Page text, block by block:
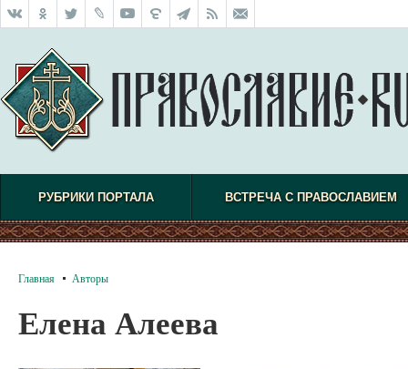
РУБРИКИ ПОРТАЛА ВСТРЕЧА С ПРАВОСЛАВИЕМ
Главная Авторы
Елена Алеева